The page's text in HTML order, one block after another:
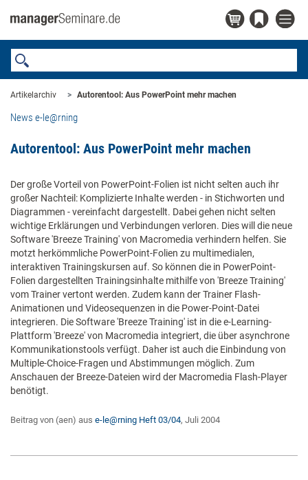
Artikelarchiv Autorentool: Aus PowerPoint mehr machen
News e-le@rning
Autorentool: Aus PowerPoint mehr machen
Der große Vorteil von PowerPoint-Folien ist nicht selten auch ihr
großer Nachteil: Komplizierte Inhalte werden - in Stichworten und
Diagrammen - vereinfacht dargestellt. Dabei gehen nicht selten
wichtige Erklärungen und Verbindungen verloren. Dies will die neue
Software 'Breeze Training' von Macromedia verhindern helfen. Sie
motzt herkömmliche PowerPoint-Folien zu multimedialen,
interaktiven Trainingskursen auf. So können die in PowerPoint-
Folien dargestellten Trainingsinhalte mithilfe von 'Breeze Training'
vom Trainer vertont werden. Zudem kann der Trainer Flash-
Animationen und Videosequenzen in die Power-Point-Datei
integrieren. Die Software 'Breeze Training' ist in die e-Learning-
Plattform 'Breeze' von Macromedia integriert, die über asynchrone
Kommunikationstools verfügt. Daher ist auch die Einbindung von
Multiple-Choice-Fragen und Abstimmungen möglich. Zum
Anschauen der Breeze-Dateien wird der Macromedia Flash-Player
benötigt.
Beitrag von (aen) aus e-le@rning Heft 03/04, Juli 2004